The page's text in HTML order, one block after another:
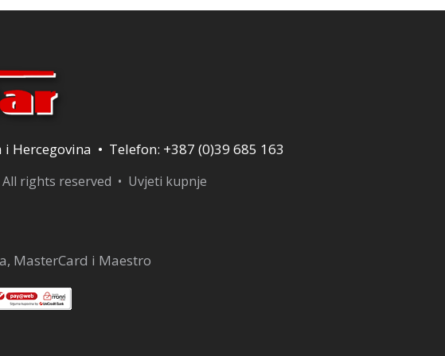
i Hercegovina • Telefon: +387 (0)39 685 163
rights reserved • Uvjeti kupnje
MasterCard i Maestro